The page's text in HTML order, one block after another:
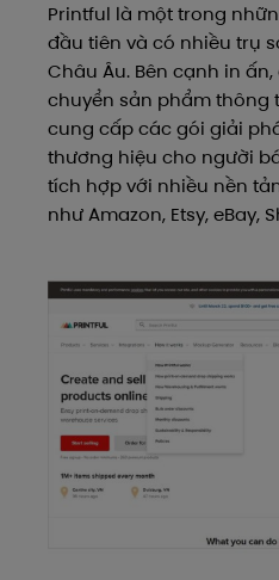
Printful là một trong
đầu tiên và có nhiều trụ
Châu Âu. Bên cạnh in
chuyển sản phẩm thông
cung cấp các gói giải
thương hiệu cho người
tích hợp với nhiều nền
như Amazon, Etsy, eBay,